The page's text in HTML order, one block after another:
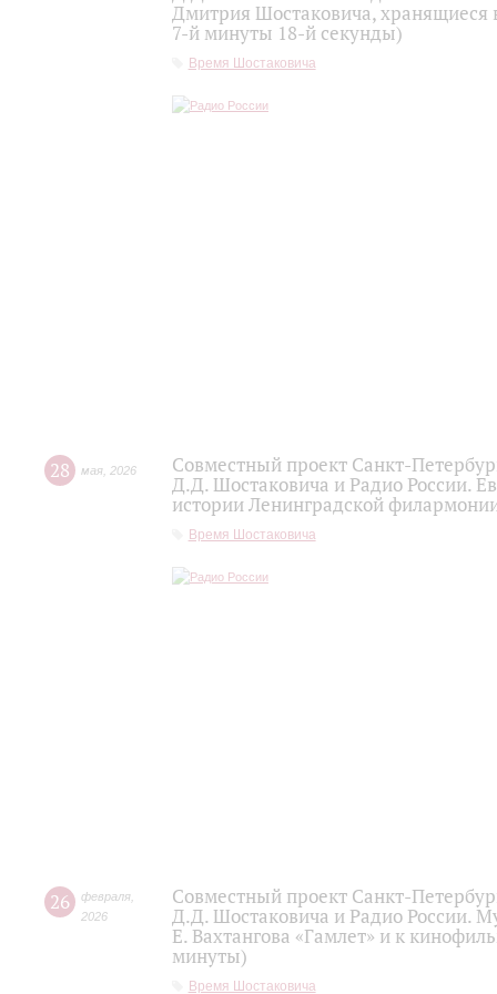
Дмитрия Шостаковича, хранящиеся
7-й минуты 18-й секунды)
Время Шостаковича
28 мая 2026
Совместный проект Санкт-
Д.Д. Шостаковича и Радио России.
истории Ленинградской
Время Шостаковича
26 февраля
2026
Совместный проект Санкт-
Д.Д. Шостаковича и Радио России.
Е. Вахтангова «Гамлет» и к
минуты)
Время Шостаковича